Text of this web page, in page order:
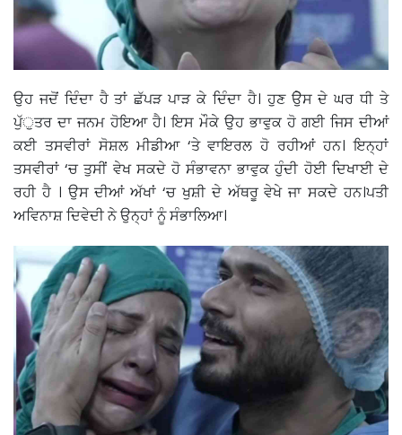
ਉਹ ਜਦੋਂ ਦਿੰਦਾ ਹੈ ਤਾਂ ਛੱਪੜ ਪਾੜ ਕੇ ਦਿੰਦਾ ਹੈ। ਹੁਣ ਉੇਸ ਦੇ ਘਰ ਧੀ ਤੇ
ਪੁੱੁਤਰ ਦਾ ਜਨਮ ਹੋਇਆ ਹੈ। ਇਸ ਮੌਕੇ ਉਹ ਭਾਵੁਕ ਹੋ ਗਈ ਜਿਸ ਦੀਆਂ
ਕਈ ਤਸਵੀਰਾਂ ਸੋਸ਼ਲ ਮੀਡੀਆ ‘ਤੇ ਵਾਇਰਲ ਹੋ ਰਹੀਆਂ ਹਨ। ਇਨ੍ਹਾਂ
ਤਸਵੀਰਾਂ ‘ਚ ਤੁਸੀਂ ਵੇਖ ਸਕਦੇ ਹੋ ਸੰਭਾਵਨਾ ਭਾਵੁਕ ਹੁੰਦੀ ਹੋਈ ਦਿਖਾਈ ਦੇ
ਰਹੀ ਹੈ । ਉਸ ਦੀਆਂ ਅੱਖਾਂ ‘ਚ ਖੁਸ਼ੀ ਦੇ ਅੱਥਰੂ ਵੇਖੇ ਜਾ ਸਕਦੇ ਹਨ।ਪਤੀ
ਅਵਿਨਾਸ਼ ਦਿਵੇਦੀ ਨੇ ਉਨ੍ਹਾਂ ਨੂੰ ਸੰਭਾਲਿਆ।